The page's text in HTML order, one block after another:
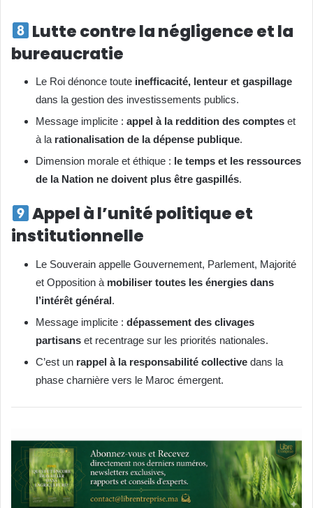
Lutte contre la négligence et la
bureaucratie
Le Roi dénonce toute inefficacité, lenteur et gaspillage
dans la gestion des investissements publics.
Message implicite : appel à la reddition des comptes et
à la rationalisation de la dépense publique.
Dimension morale et éthique : le temps et les ressources
de la Nation ne doivent plus être gaspillés.
Appel à l’unité politique et
institutionnelle
Le Souverain appelle Gouvernement, Parlement, Majorité
et Opposition à mobiliser toutes les énergies dans
l’intérêt général.
Message implicite : dépassement des clivages
partisans et recentrage sur les priorités nationales.
C’est un rappel à la responsabilité collective dans la
phase charnière vers le Maroc émergent.